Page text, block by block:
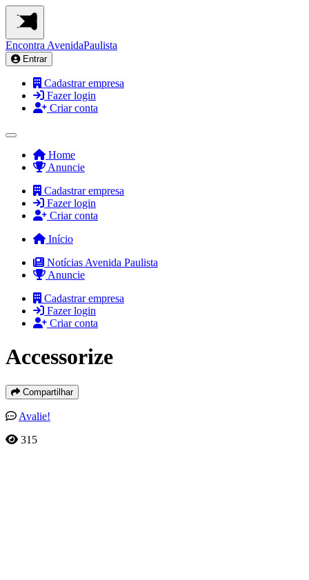
Encontra AvenidaPaulista
Entrar
Cadastrar empresa
Fazer login
Criar conta
Home
Anuncie
Cadastrar empresa
Fazer login
Criar conta
Início
Notícias Avenida Paulista
Anuncie
Cadastrar empresa
Fazer login
Criar conta
Accessorize
Compartilhar
Avalie!
315